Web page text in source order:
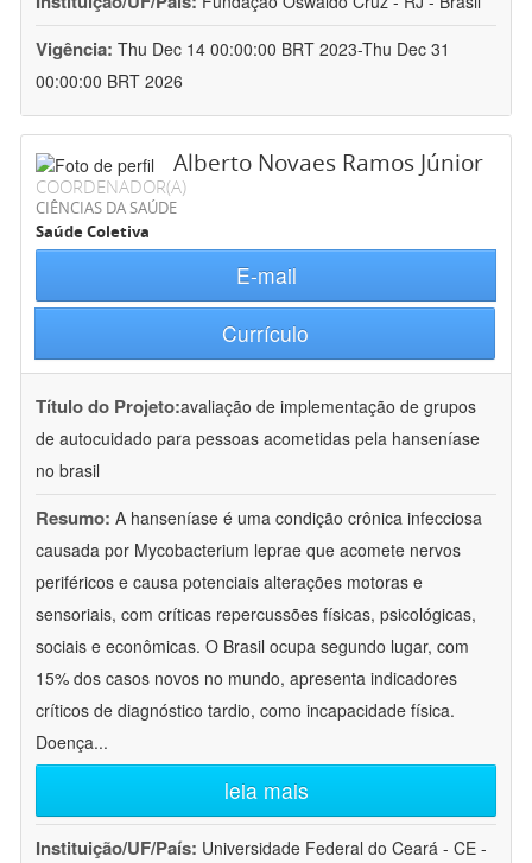
Vigência: Thu Dec 14 00:00:00 BRT 2023-Thu Dec 31
00:00:00 BRT 2026
Alberto Novaes Ramos Júnior
COORDENADOR(A)
CIÊNCIAS DA SAÚDE
Saúde Coletiva
E-mail
Currículo
Título do Projeto:avaliação de implementação de grupos
de autocuidado para pessoas acometidas pela hanseníase
no brasil
Resumo: A hanseníase é uma condição crônica infecciosa
causada por Mycobacterium leprae que acomete nervos
periféricos e causa potenciais alterações motoras e
sensoriais, com críticas repercussões físicas, psicológicas,
sociais e econômicas. O Brasil ocupa segundo lugar, com
15% dos casos novos no mundo, apresenta indicadores
críticos de diagnóstico tardio, como incapacidade física.
Doença...
leia mais
Instituição/UF/País: Universidade Federal do Ceará - CE -